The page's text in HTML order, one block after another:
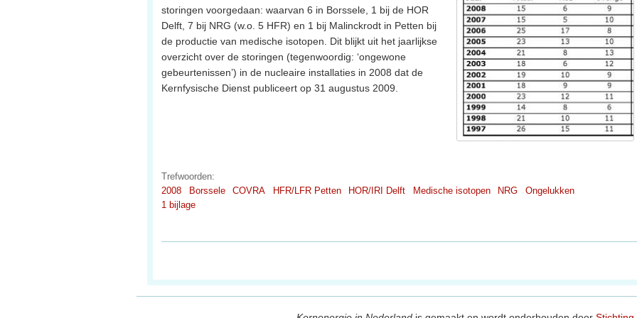
storingen voorgedaan: waarvan 6 in Borssele, 1 bij de HOR
Delft, 7 bij NRG (w.o. 5 HFR) en 1 bij Malinckrodt in Petten bij
de productie van medische isotopen. Dit blijkt uit het jaarlijkse
overzicht over de storingen (tegenwoordig: ‘ongewone
gebeurtenissen’) in de nucleaire installaties in 2008 dat de
Kernfysische Dienst publiceert op 31 augustus 2009.
Trefwoorden:
2008
Borssele COVRA HFR/LFR Petten HOR/IRI Delft Medische isotopen NRG
Ongelukken
1 bijlage